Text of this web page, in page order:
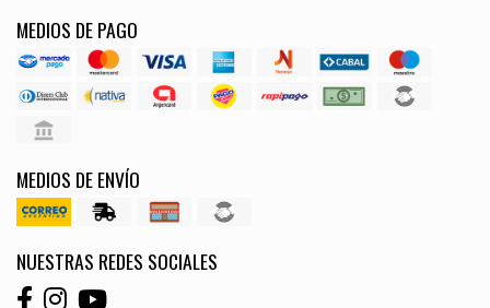
MEDIOS DE PAGO
MEDIOS DE ENVÍO
NUESTRAS REDES SOCIALES